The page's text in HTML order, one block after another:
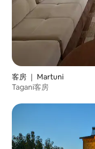
客房 ｜ Martuni
Tagani客房